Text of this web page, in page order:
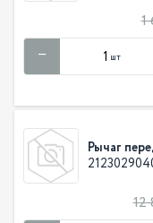
1
шт
Рычаг
12